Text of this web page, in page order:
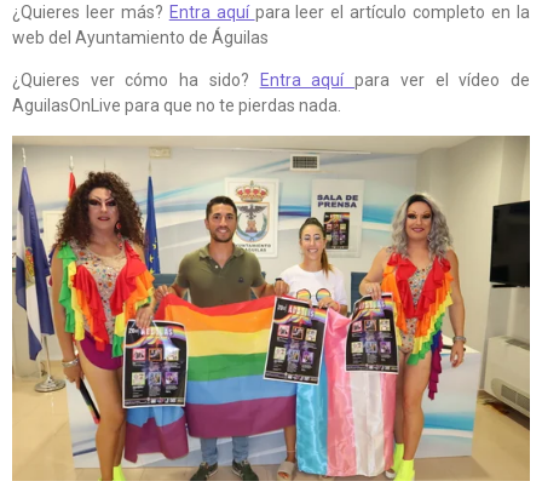
¿Quieres leer más? Entra aquí para leer el artículo completo en la
web del Ayuntamiento de Águilas
¿Quieres ver cómo ha sido? Entra aquípara ver el vídeo de
AguilasOnLive para que no te pierdas nada.